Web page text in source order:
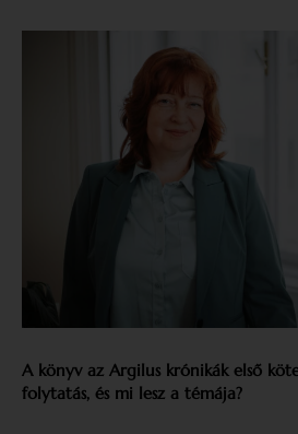
A könyv az Argilus krónikák első
folytatás, és mi lesz a témája?